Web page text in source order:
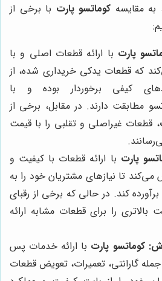
به مقایسه کوماتسو پارت با برخی از
پارت با ارائه قطعات اصلی و با
که قطعات یدکی خریداری شده، از
کیفی برخوردار بوده و با
مطابقت دارند. در مقابل، برخی از
، قطعات غیراصلی و تقلبی را با قیمت
پارت با ارائه قطعات با کیفیت و
تا نیازهای مشتریان خود را به
کند. در حالی که برخی از رقبای
بالاتری را برای قطعات مشابه ارائه
کوماتسو پارت با ارائه خدمات پس
گارانتی، تعمیرات، تعویض قطعات